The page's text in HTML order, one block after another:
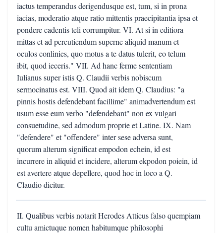
iactus temperandus derigendusque est, tum, si in prona
iacias, moderatio atque ratio mittentis praecipitantia ipsa et
pondere cadentis teli corrumpitur. VI. At si in editiora
mittas et ad percutiendum superne aliquid manum et
oculos conlinies, quo motus a te datus tulerit, eo telum
ibit, quod ieceris." VII. Ad hanc ferme sententiam
Iulianus super istis Q. Claudii verbis nobiscum
sermocinatus est. VIII. Quod ait idem Q. Claudius: "a
pinnis hostis defendebant facillime" animadvertendum est
usum esse eum verbo "defendebant" non ex vulgari
consuetudine, sed admodum proprie et Latine. IX. Nam
"defendere" et "offendere" inter sese adversa sunt,
quorum alterum significat empodon echein, id est
incurrere in aliquid et incidere, alterum ekpodon poiein, id
est avertere atque depellere, quod hoc in loco a Q.
Claudio dicitur.
II. Qualibus verbis notarit Herodes Atticus falso quempiam
cultu amictuque nomen habitumque philosophi